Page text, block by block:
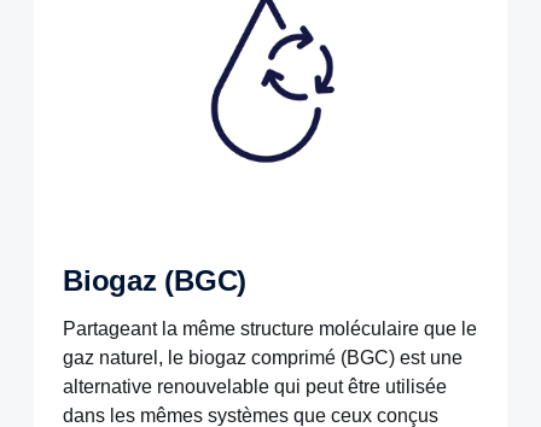
Biogaz (BGC)
Partageant la même structure moléculaire que le
gaz naturel, le biogaz comprimé (BGC) est une
alternative renouvelable qui peut être utilisée
dans les mêmes systèmes que ceux conçus